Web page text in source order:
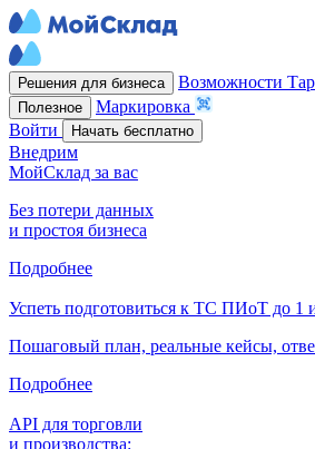
Решения для бизнеса Возможности
Полезное
Маркировка
Войти
Начать бесплатно
Внедрим
МойСклад за вас
Без потери данных
и простоя бизнеса
Подробнее
Успеть подготовиться к ТС ПИоТ до 1
Пошаговый план, реальные кейсы,
Подробнее
API для торговли
и производства: